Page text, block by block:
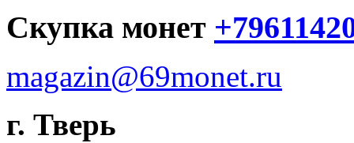
Скупка монет
magazin@69monet.ru
г. Тверь